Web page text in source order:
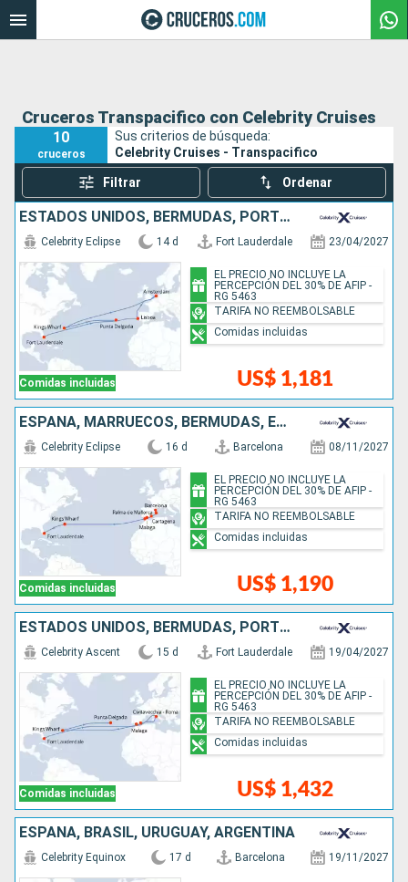
Cruceros Transpacifico con Celebrity Cruises
10
cruceros
Sus criterios de búsqueda:
Celebrity Cruises - Transpacifico
Filtrar Ordenar
ESTADOS UNIDOS, BERMUDAS, PORTUGAL, PAISES BAJOS
Comidas incluidas
Celebrity Eclipse 14 d Fort Lauderdale 23/04/2027
US$ 1,181
EL PRECIO NO INCLUYE LA
PERCEPCIÓN DEL 30% DE AFIP -
RG 5463
TARIFA NO REEMBOLSABLE
Comidas incluidas
ESPAÑA, MARRUECOS, BERMUDAS, ESTADOS UNIDOS
Comidas incluidas
Celebrity Eclipse 16 d Barcelona 08/11/2027
US$ 1,190
EL PRECIO NO INCLUYE LA
PERCEPCIÓN DEL 30% DE AFIP -
RG 5463
TARIFA NO REEMBOLSABLE
Comidas incluidas
ESTADOS UNIDOS, BERMUDAS, PORTUGAL, ESPAÑA, ITALIA
Comidas incluidas
Celebrity Ascent 15 d Fort Lauderdale 19/04/2027
US$ 1,432
EL PRECIO NO INCLUYE LA
PERCEPCIÓN DEL 30% DE AFIP -
RG 5463
TARIFA NO REEMBOLSABLE
Comidas incluidas
ESPAÑA, BRASIL, URUGUAY, ARGENTINA
Celebrity Equinox 17 d Barcelona 19/11/2027